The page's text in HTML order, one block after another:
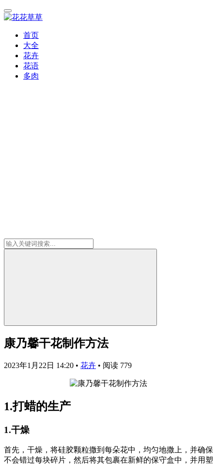
首页
大全
花卉
花语
多肉
康乃馨干花制作方法
2023年1月22日 14:20 • 花卉 • 阅读 779
1.打蜡的生产
1.干燥
首先，干燥，将硅胶颗粒撒到每朵花中，均匀地撒上，并确保
不会错过每块碎片，然后将其包裹在新鲜的保守盒中，并用塑